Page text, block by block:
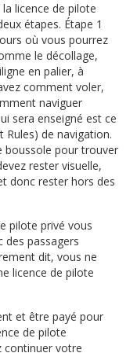
licence de pilote
étapes. Étape 1
où vous pourrez
le décollage,
en palier, à
comment voler,
naviguer
sera enseigné est ce
Rules) de navigation.
boussole pour trouver
rester visuelle,
donc rester hors des
pilote privé vous
des passagers
dit, vous ne
licence de pilote
et être payé pour
de pilote
continuer votre